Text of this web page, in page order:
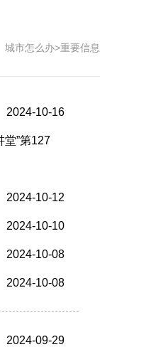
城市怎么办>重要信息
2024-10-16
堂”第127
2024-10-12
2024-10-10
2024-10-08
2024-10-08
2024-09-29